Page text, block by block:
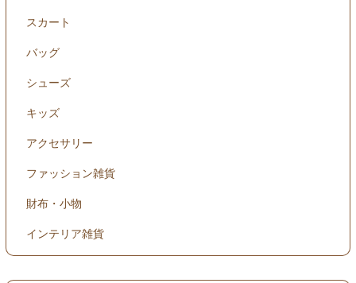
スカート
バッグ
シューズ
キッズ
アクセサリー
ファッション雑貨
財布・小物
インテリア雑貨